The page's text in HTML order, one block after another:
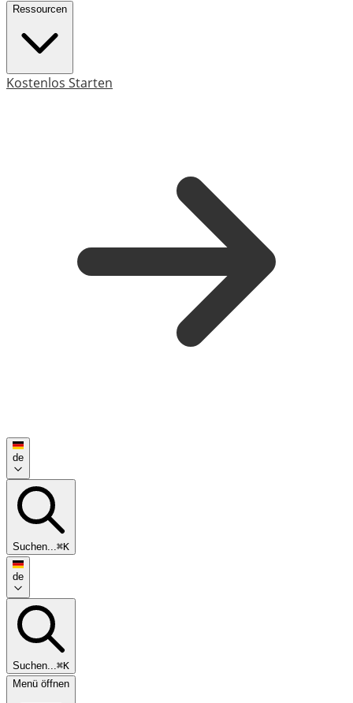
Ressourcen
Kostenlos Starten
de
Suchen...⌘K
de
Suchen...⌘K
Menü öffnen